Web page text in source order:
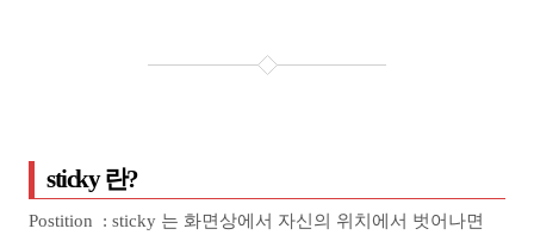
sticky 란?
Postition : sticky 는 화면상에서 자신의 위치에서 벗어나면